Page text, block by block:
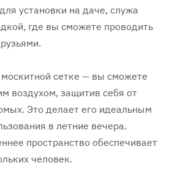
установки на даче, служа
где вы сможете проводить
сетке — вы сможете
воздухом, защитив себя от
Это делает его идеальным
в летние вечера.
пространство обеспечивает
человек.